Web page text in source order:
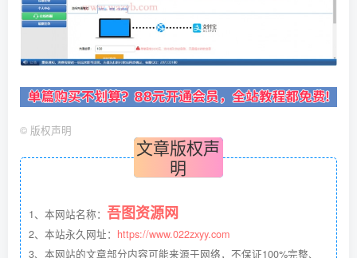
© 版权声明
文章版权声
明
1、本网站名称： 吾图资源网
2、本站永久网址： https://www.022zxyy.com
3、本网站的文章部分内容可能来源于网络，不保证100%完整、